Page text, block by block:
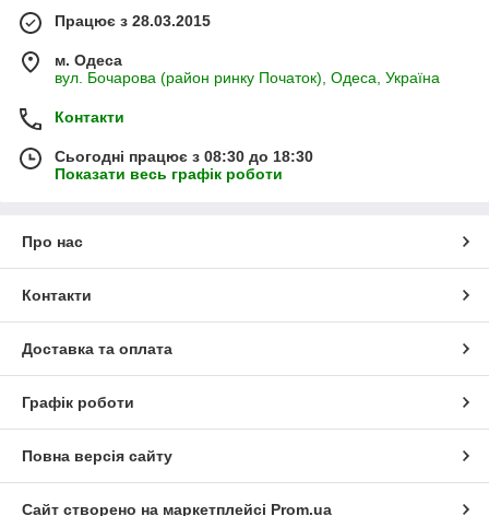
Працює з 28.03.2015
м. Одеса
вул. Бочарова (район ринку Початок), Одеса, Україна
Контакти
Сьогодні працює з 08:30 до 18:30
Показати весь графік роботи
Про нас
Контакти
Доставка та оплата
Графік роботи
Повна версія сайту
Сайт створено на маркетплейсі Prom.ua